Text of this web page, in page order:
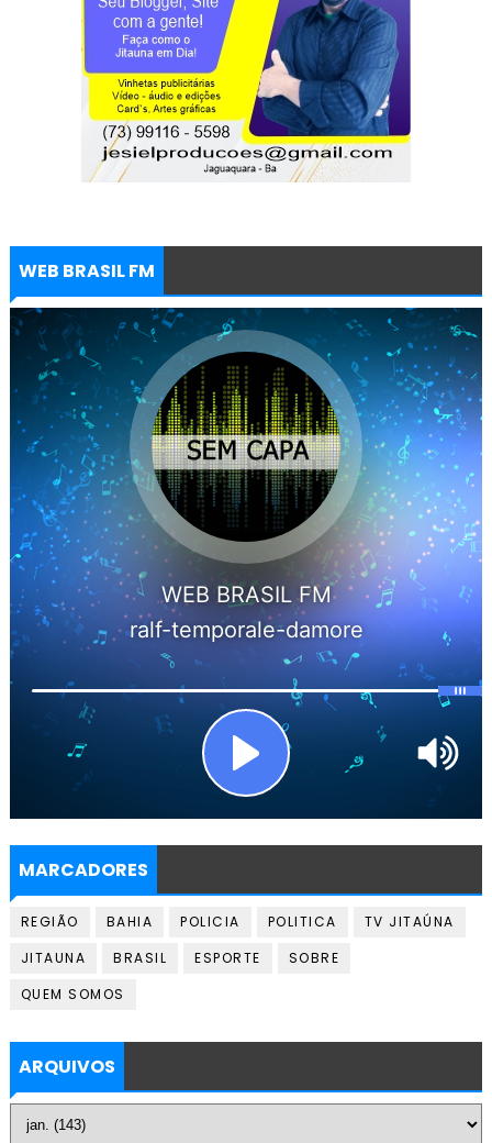
WEB BRASIL FM
MARCADORES
REGIÃO BAHIA POLICIA POLITICA
TV JITAÚNA
JITAUNA
BRASIL ESPORTE
SOBRE
QUEM SOMOS
ARQUIVOS